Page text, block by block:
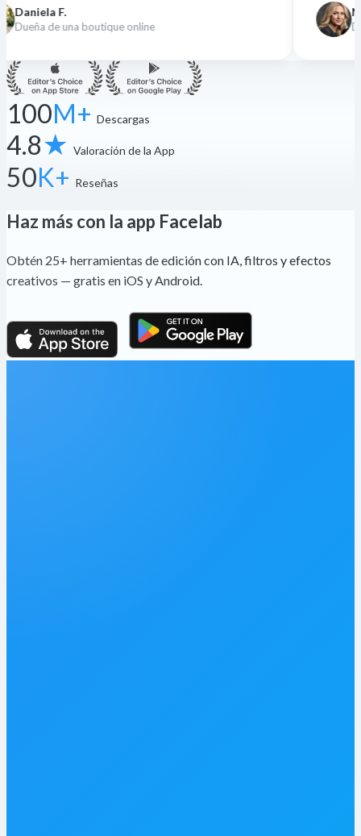
online Diseñadora freelance
100M+ Descargas
4.8★ Valoración de la App
50K+ Reseñas
Haz más con la app Facelab
Obtén 25+ herramientas de edición con IA, filtros y efectos
creativos — gratis en iOS y Android.